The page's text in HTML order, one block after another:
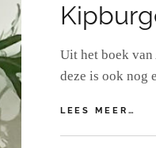
Uit het boek van
deze is ook nog
LEES MEER…